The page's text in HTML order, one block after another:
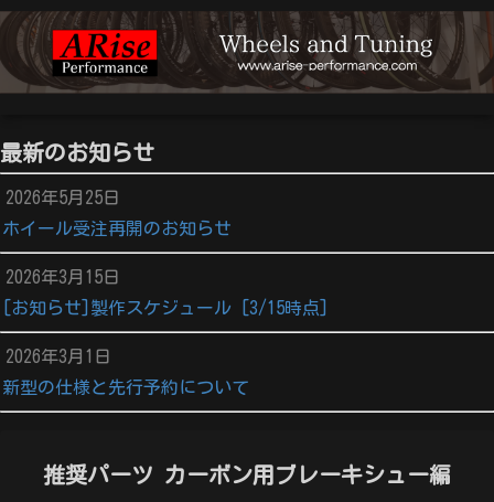
最新のお知らせ
2026年5月25日
ホイール受注再開のお知らせ
2026年3月15日
[お知らせ]製作スケジュール [3/15時点]
2026年3月1日
新型の仕様と先行予約について
推奨パーツ カーボン用ブレーキシュー編